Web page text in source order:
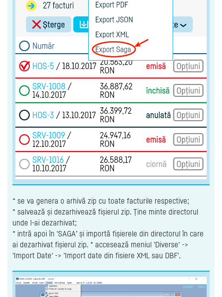
* se va genera o arhivă zip cu toate facturile respective;
* salvează și dezarhivează fișierul zip. Ține minte directorul
unde l-ai dezarhivat;
* intră apoi în ‘SAGA’ și importă fișierele din directorul în care
ai dezarhivat fișierul zip. * accesează meniul ‘Diverse‘ ->
‘Import Date‘ -> ‘Import date din fisiere XML sau DBF‘.